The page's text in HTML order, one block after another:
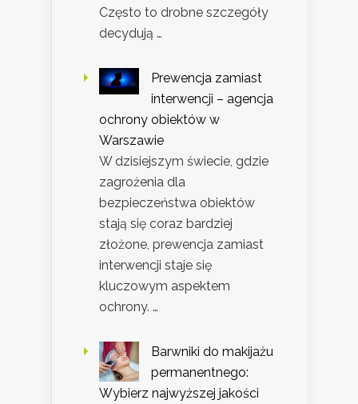
Często to drobne szczegóły
decydują …
Prewencja zamiast
interwencji – agencja
ochrony obiektów w
Warszawie
W dzisiejszym świecie, gdzie
zagrożenia dla
bezpieczeństwa obiektów
stają się coraz bardziej
złożone, prewencja zamiast
interwencji staje się
kluczowym aspektem
ochrony. …
Barwniki do makijażu
permanentnego:
Wybierz najwyższej jakości